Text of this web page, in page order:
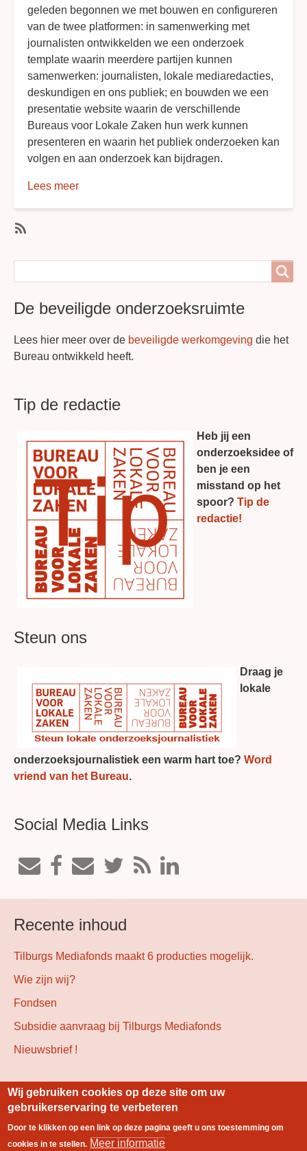
geleden begonnen we met bouwen en configureren
van de twee platformen: in samenwerking met
journalisten ontwikkelden we een onderzoek
template waarin meerdere partijen kunnen
samenwerken: journalisten, lokale mediaredacties,
deskundigen en ons publiek; en bouwden we een
presentatie website waarin de verschillende
Bureaus voor Lokale Zaken hun werk kunnen
presenteren en waarin het publiek onderzoeken kan
volgen en aan onderzoek kan bijdragen.
Lees meer
de
slag
op
Laatste
De beveiligde onderzoeksruimte
Lees hier meer over de beveiligde werkomgeving die het
Bureau ontwikkeld heeft.
Tip de redactie
Heb jij een
onderzoeksidee of
ben je een
misstand op het
spoor? Tip de
redactie!
Steun ons
Draag je
lokale
onderzoeksjournalistiek een warm hart toe? Word
vriend van het Bureau.
Social Media Links
Recente inhoud
Tilburgs Mediafonds maakt 6 producties mogelijk.
Wie zijn wij?
Fondsen
Subsidie aanvraag bij Tilburgs Mediafonds
Nieuwsbrief !
Gebouwd metDrupal
Footer
Index Colofon Contact Stichting Lokale
Wij gebruiken cookies op deze site om uw
gebruikerservaring te verbeteren
Door te klikken op een link op deze pagina geeft u ons toestemming om
cookies in te stellen. Meer informatie